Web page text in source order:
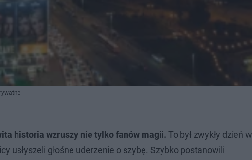
historia wzruszy nie tylko fanów magii. To był zwykły dzień w
usłyszeli głośne uderzenie o szybę. Szybko postanowili